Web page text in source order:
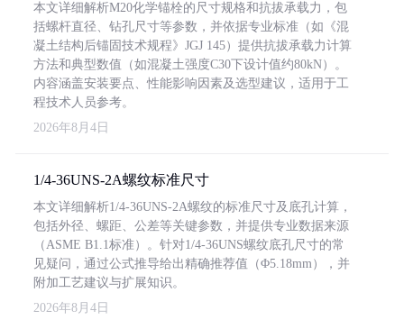
本文详细解析M20化学锚栓的尺寸规格和抗拔承载力，包
括螺杆直径、钻孔尺寸等参数，并依据专业标准（如《混
凝土结构后锚固技术规程》JGJ 145）提供抗拔承载力计算
方法和典型数值（如混凝土强度C30下设计值约80kN）。
内容涵盖安装要点、性能影响因素及选型建议，适用于工
程技术人员参考。
2026年8月4日
1/4-36UNS-2A螺纹标准尺寸
本文详细解析1/4-36UNS-2A螺纹的标准尺寸及底孔计算，
包括外径、螺距、公差等关键参数，并提供专业数据来源
（ASME B1.1标准）。针对1/4-36UNS螺纹底孔尺寸的常
见疑问，通过公式推导给出精确推荐值（Φ5.18mm），并
附加工艺建议与扩展知识。
2026年8月4日